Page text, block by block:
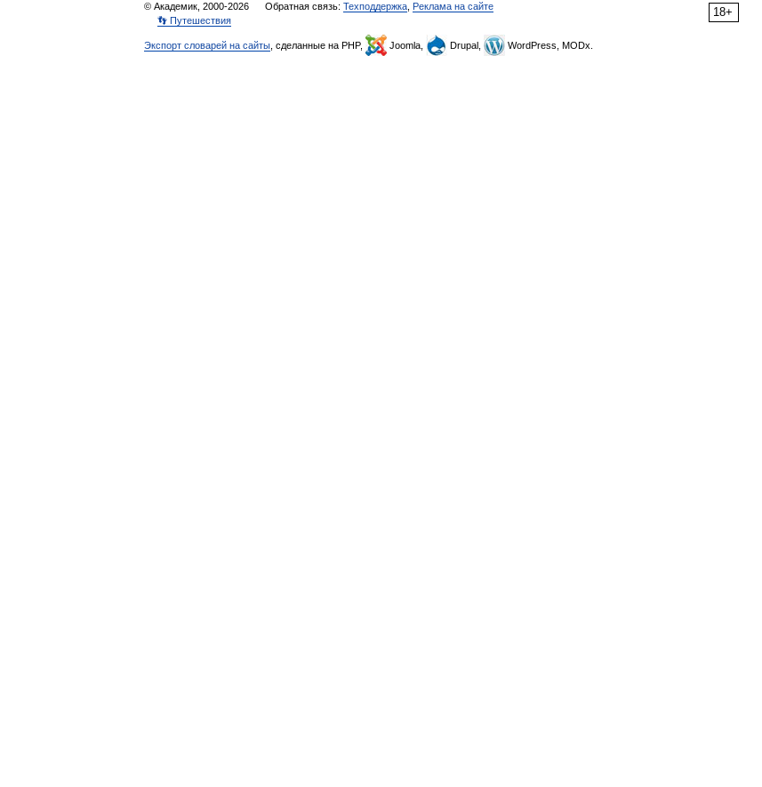
18+
© Академик, 2000-2026 Обратная связь: Техподдержка Реклама на сайте
👣 Путешествия
Экспорт словарей на сайты , сделанные на PHP, Joomla, Drupal, WordPress, MODx.